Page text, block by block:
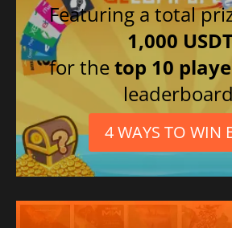
Featuring a total
1,000
for thetop 10
4 WAYS TO WIN